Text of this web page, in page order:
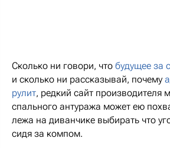
Сколько ни говори, что будущее за
и сколько ни рассказывай, почему
рулит, редкий сайт производителя
спального антуража может ею
лежа на диванчике выбирать что
сидя за компом.